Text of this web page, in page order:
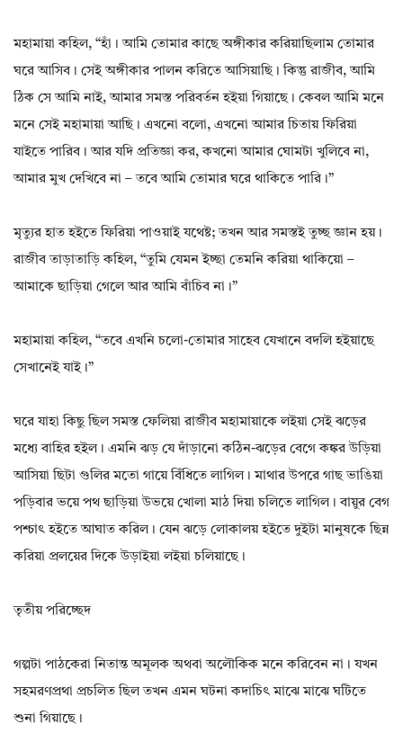
মহামায়া কহিল, “হাঁ। আমি তোমার কাছে অঙ্গীকার করিয়াছিলাম তোমার
ঘরে আসিব। সেই অঙ্গীকার পালন করিতে আসিয়াছি। কিন্তু রাজীব, আমি
ঠিক সে আমি নাই, আমার সমস্ত পরিবর্তন হইয়া গিয়াছে। কেবল আমি মনে
মনে সেই মহামায়া আছি। এখনো বলো, এখনো আমার চিতায় ফিরিয়া
যাইতে পারিব। আর যদি প্রতিজ্ঞা কর, কখনো আমার ঘোমটা খুলিবে না,
আমার মুখ দেখিবে না – তবে আমি তোমার ঘরে থাকিতে পারি।”
মৃত্যুর হাত হইতে ফিরিয়া পাওয়াই যথেষ্ট; তখন আর সমস্তই তুচ্ছ জ্ঞান হয়।
রাজীব তাড়াতাড়ি কহিল, “তুমি যেমন ইচ্ছা তেমনি করিয়া থাকিয়ো –
আমাকে ছাড়িয়া গেলে আর আমি বাঁচিব না।”
মহামায়া কহিল, “তবে এখনি চলো-তোমার সাহেব যেখানে বদলি হইয়াছে
সেখানেই যাই।”
ঘরে যাহা কিছু ছিল সমস্ত ফেলিয়া রাজীব মহামায়াকে লইয়া সেই ঝড়ের
মধ্যে বাহির হইল। এমনি ঝড় যে দাঁড়ানো কঠিন-ঝড়ের বেগে কঙ্কর উড়িয়া
আসিয়া ছিটা গুলির মতো গায়ে বিঁধিতে লাগিল। মাথার উপরে গাছ ভাঙিয়া
পড়িবার ভয়ে পথ ছাড়িয়া উভয়ে খোলা মাঠ দিয়া চলিতে লাগিল। বায়ুর বেগ
পশ্চাৎ হইতে আঘাত করিল। যেন ঝড়ে লোকালয় হইতে দুইটা মানুষকে ছিন্ন
করিয়া প্রলয়ের দিকে উড়াইয়া লইয়া চলিয়াছে।
তৃতীয় পরিচ্ছেদ
গল্পটা পাঠকেরা নিতান্ত অমূলক অথবা অলৌকিক মনে করিবেন না। যখন
সহমরণপ্রথা প্রচলিত ছিল তখন এমন ঘটনা কদাচিৎ মাঝে মাঝে ঘটিতে
শুনা গিয়াছে।